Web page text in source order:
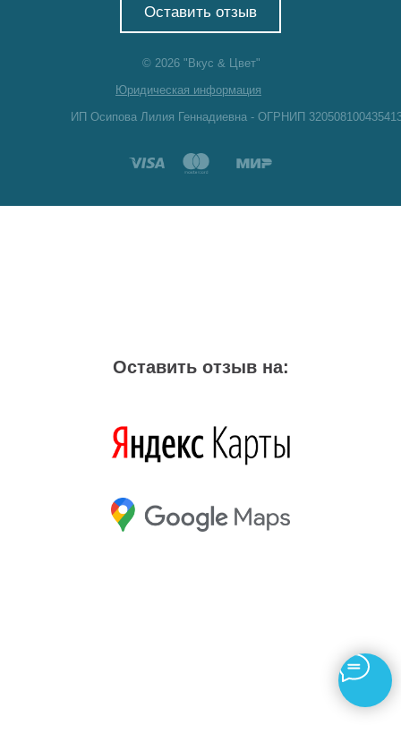
© 2026 "Вкус & Цвет"
Юридическая информация
ИП Осипова Лилия Геннадиевна - ОГРНИП
Оставить отзыв
Оставить отзыв на: